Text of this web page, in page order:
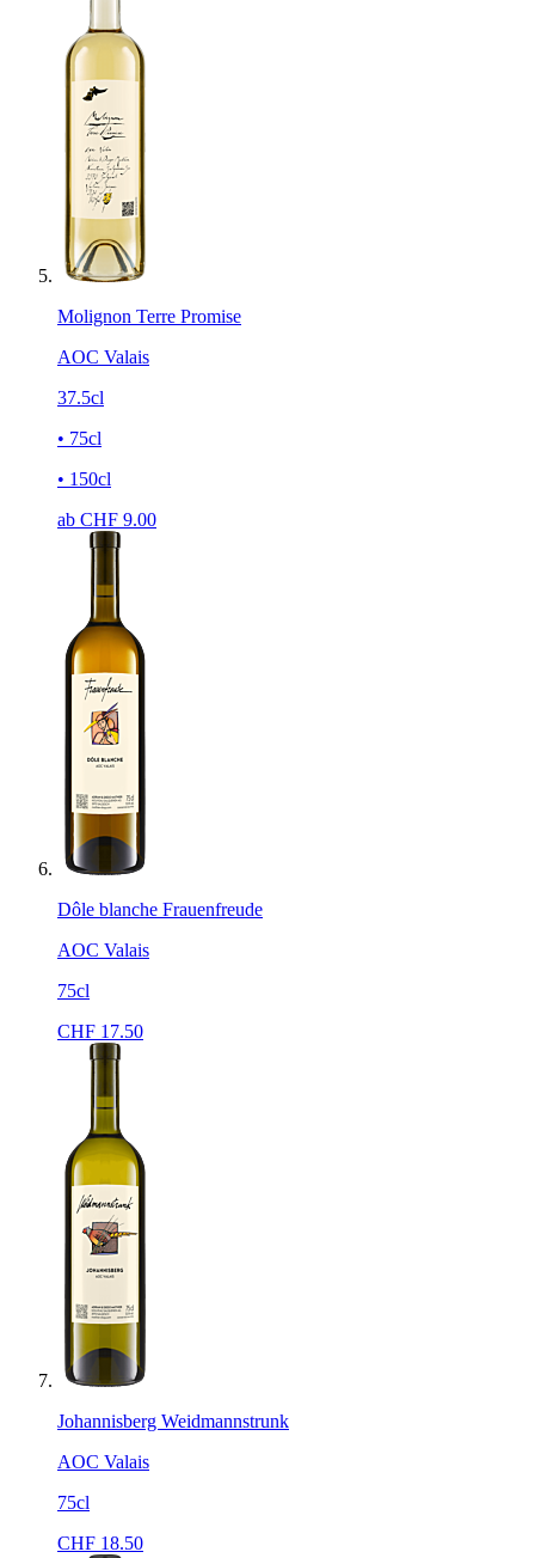
Molignon Terre Promise
AOC Valais
37.5cl
• 75cl
• 150cl
ab CHF 9.00
Dôle blanche Frauenfreude
AOC Valais
75cl
CHF 17.50
Johannisberg Weidmannstrunk
AOC Valais
75cl
CHF 18.50